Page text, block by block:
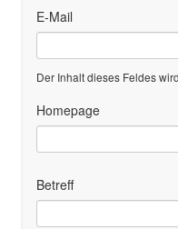
E-Mail
Der Inhalt dieses Feldes
Homepage
Betreff